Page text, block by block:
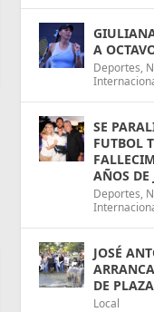
A
Deportes,
SE
FUTBOL
AÑOS DE
Deportes,
JOSÉ
DE
Local